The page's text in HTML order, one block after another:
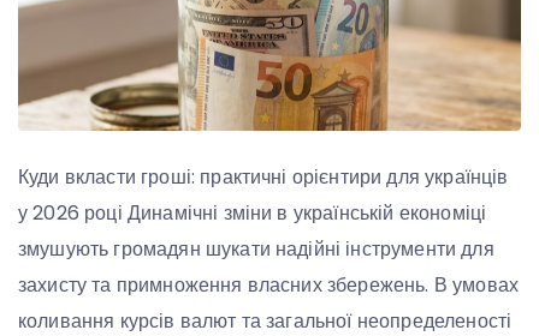
Куди вкласти гроші: практичні орієнтири для українців
у 2026 році Динамічні зміни в українській економіці
змушують громадян шукати надійні інструменти для
захисту та примноження власних збережень. В умовах
коливання курсів валют та загальної неопределеності